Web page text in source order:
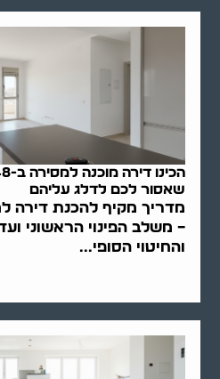
שאסור לכם לדלג עליהם
– משלב הפינוי הראשוני ועד
והחיטוי הסופי...